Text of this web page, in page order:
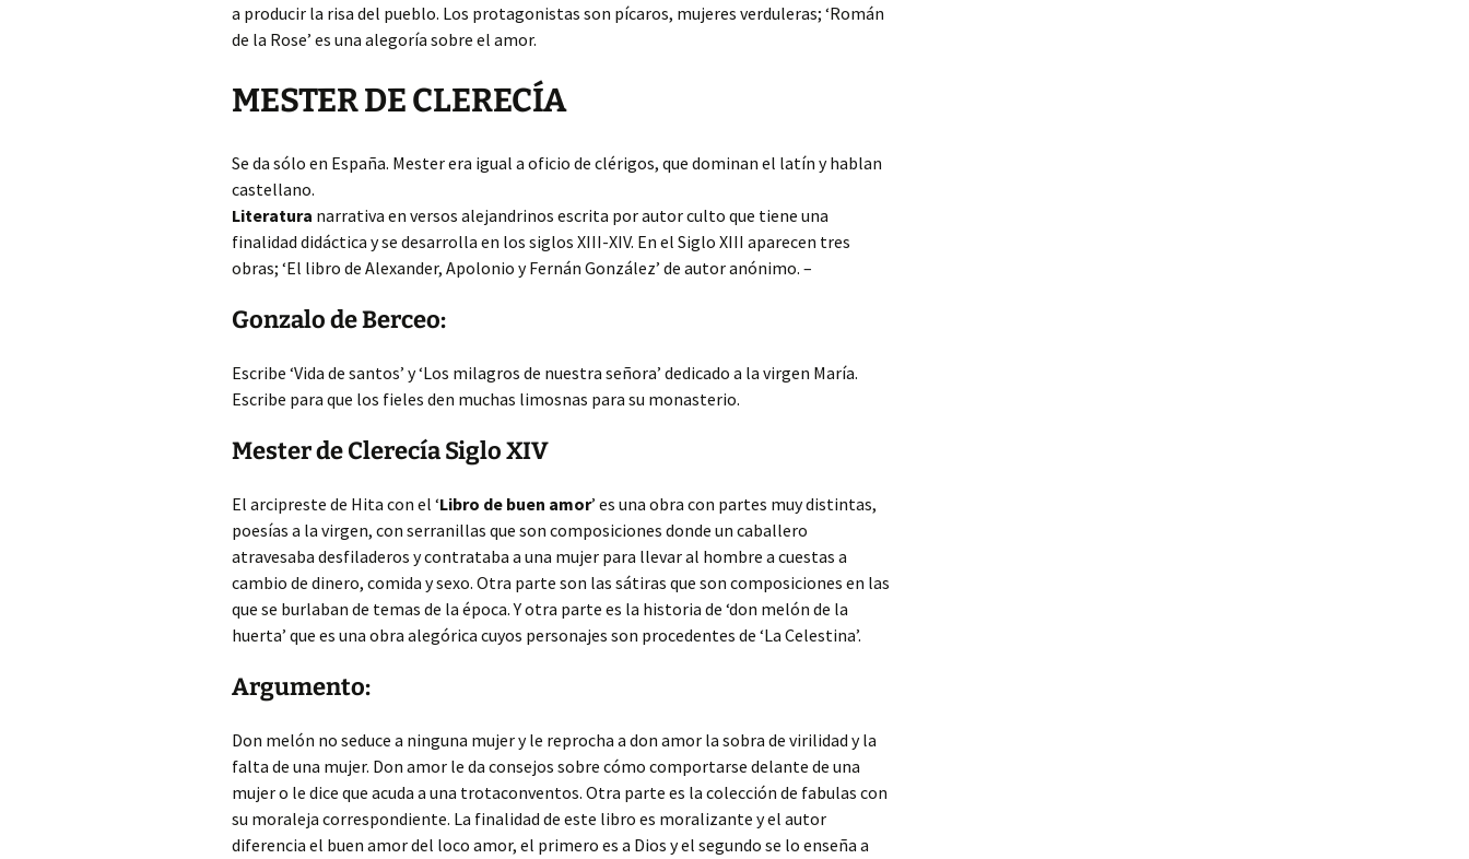
a producir la risa del pueblo. Los protagonistas son pícaros, mujeres verduleras; ‘Román
de la Rose’ es una alegoría sobre el amor.
MESTER DE CLERECÍA
Se da sólo en España. Mester era igual a oficio de clérigos, que dominan el latín y hablan
castellano.
Literatura narrativa en versos alejandrinos escrita por autor culto que tiene una
finalidad didáctica y se desarrolla en los siglos XIII-XIV. En el Siglo XIII aparecen tres
obras; ‘El libro de Alexander, Apolonio y Fernán González’ de autor anónimo. –
Gonzalo de Berceo:
Escribe ‘Vida de santos’ y ‘Los milagros de nuestra señora’ dedicado a la virgen María.
Escribe para que los fieles den muchas limosnas para su monasterio.
Mester de Clerecía Siglo XIV
El arcipreste de Hita con el ‘Libro de buen amor’ es una obra con partes muy distintas,
poesías a la virgen, con serranillas que son composiciones donde un caballero
atravesaba desfiladeros y contrataba a una mujer para llevar al hombre a cuestas a
cambio de dinero, comida y sexo. Otra parte son las sátiras que son composiciones en las
que se burlaban de temas de la época. Y otra parte es la historia de ‘don melón de la
huerta’ que es una obra alegórica cuyos personajes son procedentes de ‘La Celestina’.
Argumento:
Don melón no seduce a ninguna mujer y le reprocha a don amor la sobra de virilidad y la
falta de una mujer. Don amor le da consejos sobre cómo comportarse delante de una
mujer o le dice que acuda a una trotaconventos. Otra parte es la colección de fabulas con
su moraleja correspondiente. La finalidad de este libro es moralizante y el autor
diferencia el buen amor del loco amor, el primero es a Dios y el segundo se lo enseña a